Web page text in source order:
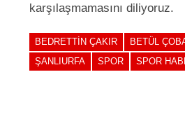
karşılaşmamasını diliyoruz.
BEDRETTIN ÇAKIR BETÜL
ŞANLIURFA
SPOR SPOR